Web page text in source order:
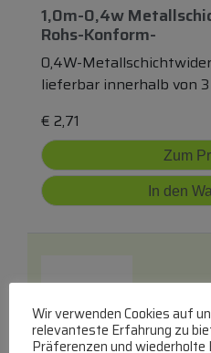
1,0m-0,4w
Rohs-Konform-
0,4W-
lieferbar innerhalb von
€ 2,71
Zum
In den
Wir verwenden Cookies auf
relevanteste Erfahrung zu
Präferenzen und wiederholte